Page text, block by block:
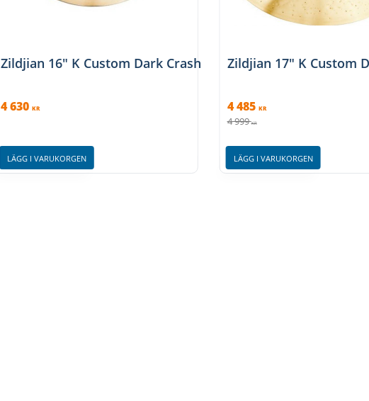
Zildjian 16" K Custom Dark Crash
4 630 KR
LÄGG I VARUKORGEN
Zildjian 17" K Custom
4 485 KR
4 999 KR
LÄGG I VARUKORGEN